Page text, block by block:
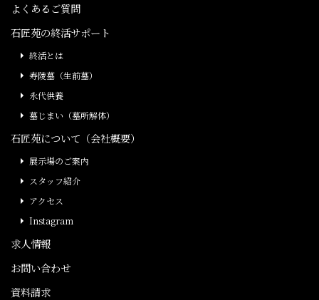
よくあるご質問
石匠苑の終活サポート
終活とは
寿陵墓（生前墓）
永代供養
墓じまい（墓所解体）
石匠苑について（会社概要）
展示場のご案内
スタッフ紹介
アクセス
Instagram
求人情報
お問い合わせ
資料請求